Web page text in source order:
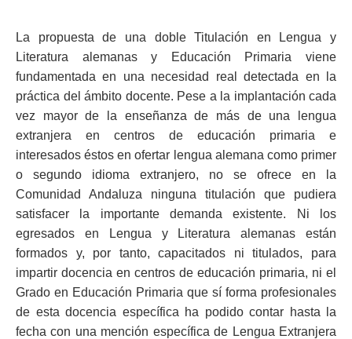
La propuesta de una doble Titulación en Lengua y
Literatura alemanas y Educación Primaria viene
fundamentada en una necesidad real detectada en la
práctica del ámbito docente. Pese a la implantación cada
vez mayor de la enseñanza de más de una lengua
extranjera en centros de educación primaria e
interesados éstos en ofertar lengua alemana como primer
o segundo idioma extranjero, no se ofrece en la
Comunidad Andaluza ninguna titulación que pudiera
satisfacer la importante demanda existente. Ni los
egresados en Lengua y Literatura alemanas están
formados y, por tanto, capacitados ni titulados, para
impartir docencia en centros de educación primaria, ni el
Grado en Educación Primaria que sí forma profesionales
de esta docencia específica ha podido contar hasta la
fecha con una mención específica de Lengua Extranjera